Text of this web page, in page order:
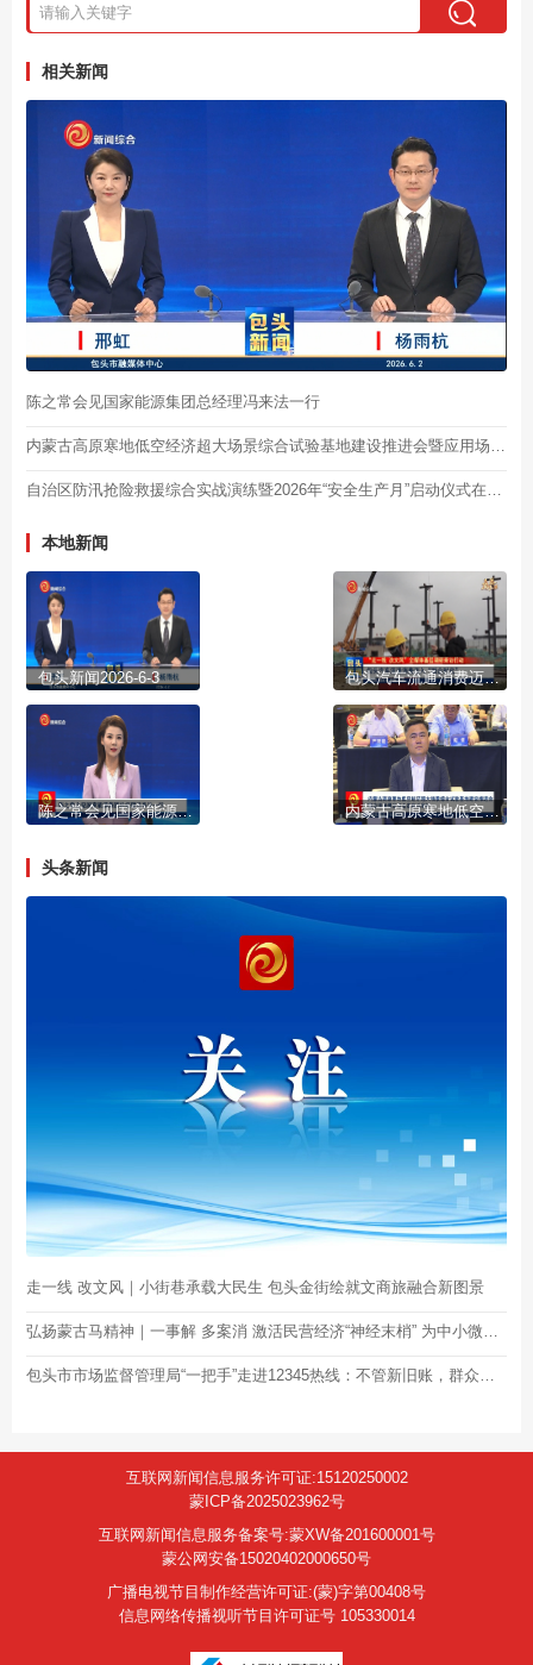
相关新闻
陈之常会见国家能源集团总经理冯来法一行
本地新闻
包头新闻2026-6-3 包头汽车流通消费迈入“融合时代”
陈之常会见国家能源集团总经理冯来法一行 内蒙古高原寒地低空经济超大场景综合试验基地建设推进会暨应用场景发布会在包头举行
头条新闻
走一线 改文风｜小街巷承载大民生 包头金街绘就文商旅融合新图景
弘扬蒙古马精神｜一事解 多案消 激活民营经济“神经末梢” 为中小微企业纾困解难
包头市市场监督管理局“一把手”走进12345热线：不管新旧账，群众反映了， 就要全力以赴去解决！
互联网新闻信息服务许可证:15120250002
蒙ICP备2025023962号
互联网新闻信息服务备案号:蒙XW备201600001号
蒙公网安备15020402000650号
广播电视节目制作经营许可证:(蒙)字第00408号
信息网络传播视听节目许可证号 105330014